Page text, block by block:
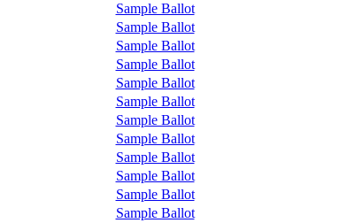
Sample Ballot
Sample Ballot
Sample Ballot
Sample Ballot
Sample Ballot
Sample Ballot
Sample Ballot
Sample Ballot
Sample Ballot
Sample Ballot
Sample Ballot
Sample Ballot